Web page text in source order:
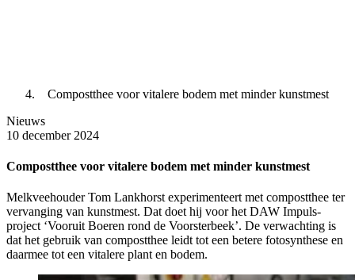
Compostthee voor vitalere bodem met minder kunstmest
Nieuws
10 december 2024
Compostthee voor vitalere bodem met minder kunstmest
Melkveehouder Tom Lankhorst experimenteert met compostthee ter
vervanging van kunstmest. Dat doet hij voor het DAW Impuls-
project ‘Vooruit Boeren rond de Voorsterbeek’. De verwachting is
dat het gebruik van compostthee leidt tot een betere fotosynthese en
daarmee tot een vitalere plant en bodem.